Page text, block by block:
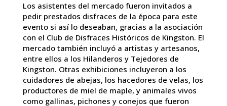
Los asistentes del mercado fueron invitados a
pedir prestados disfraces de la época para este
evento si así lo deseaban, gracias a la asociación
con el Club de Disfraces Históricos de Kingston. El
mercado también incluyó a artistas y artesanos,
entre ellos a los Hilanderos y Tejedores de
Kingston. Otras exhibiciones incluyeron a los
cuidadores de abejas, los hacedores de velas, los
productores de miel de maple, y animales vivos
como gallinas, pichones y conejos que fueron